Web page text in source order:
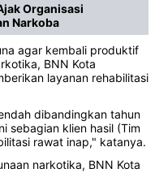
Organisasi
Narkoba
agar kembali produktif
BNN Kota
layanan rehabilitasi
dibandingkan tahun
sebagian klien hasil (Tim
rawat inap," katanya.
narkotika, BNN Kota